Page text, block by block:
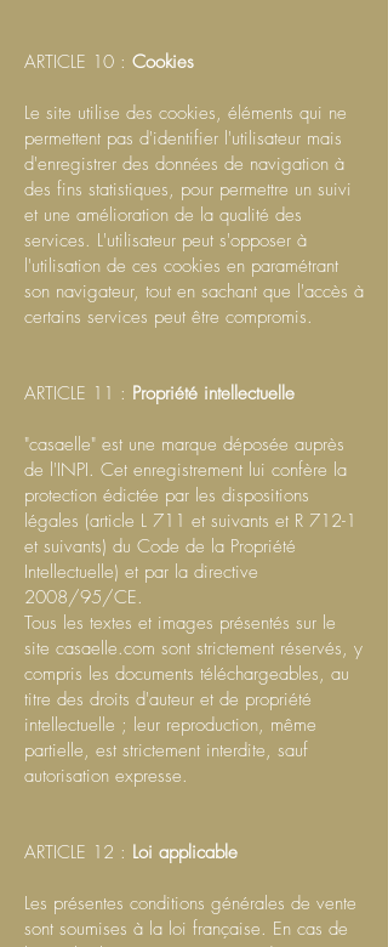
ARTICLE 10 : Cookies
Le site utilise des cookies, éléments qui ne
permettent pas d'identifier l'utilisateur mais
d'enregistrer des données de navigation à
des fins statistiques, pour permettre un suivi
et une amélioration de la qualité des
services. L'utilisateur peut s'opposer à
l'utilisation de ces cookies en paramétrant
son navigateur, tout en sachant que l'accès à
certains services peut être compromis.
ARTICLE 11 : Propriété intellectuelle
"casaelle" est une marque déposée auprès
de l'INPI. Cet enregistrement lui confère la
protection édictée par les dispositions
légales (article L 711 et suivants et R 712-1
et suivants) du Code de la Propriété
Intellectuelle) et par la directive
2008/95/CE.
Tous les textes et images présentés sur le
site casaelle.com sont strictement réservés, y
compris les documents téléchargeables, au
titre des droits d'auteur et de propriété
intellectuelle ; leur reproduction, même
partielle, est strictement interdite, sauf
autorisation expresse.
ARTICLE 12 : Loi applicable
Les présentes conditions générales de vente
sont soumises à la loi française. En cas de